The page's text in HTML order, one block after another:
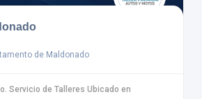
de Maldonado
Servicio de Talleres Ubicado en